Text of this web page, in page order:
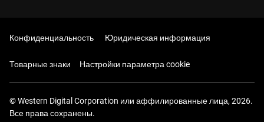
Конфиденциальность Юридическая информация
Товарные знаки Настройки параметра cookie
© Western Digital Corporation или аффилированные лица, 2026.
Все права сохранены.